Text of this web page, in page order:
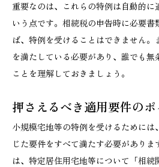
重要なのは、これらの特例は自動的に
いう点です。相続税の申告時に必要
ば、特例を受けることはできません
を満たしている必要があり、誰でも無
ことを理解しておきましょう。
押さえるべき適用要件のポ
小規模宅地等の特例を受けるために
じた要件をすべて満たす必要があり
は、特定居住用宅地等について「相